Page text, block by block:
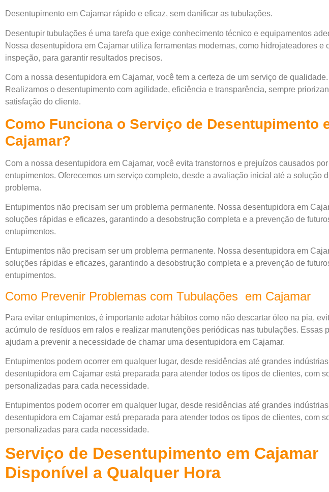
Desentupimento em Cajamar rápido e eficaz, sem danificar as tubulações.
Desentupir tubulações é uma tarefa que exige conhecimento técnico e equipamentos
Nossa desentupidora em Cajamar utiliza ferramentas modernas, como hidrojateadores e
inspeção, para garantir resultados precisos.
Com a nossa desentupidora em Cajamar, você tem a certeza de um serviço de qualidade.
Realizamos o desentupimento com agilidade, eficiência e transparência, sempre
satisfação do cliente.
Como Funciona o Serviço de Desentupimento
Cajamar?
Com a nossa desentupidora em Cajamar, você evita transtornos e prejuízos causados por
entupimentos. Oferecemos um serviço completo, desde a avaliação inicial até a solução
problema.
Entupimentos não precisam ser um problema permanente. Nossa desentupidora em
soluções rápidas e eficazes, garantindo a desobstrução completa e a prevenção de
entupimentos.
Entupimentos não precisam ser um problema permanente. Nossa desentupidora em
soluções rápidas e eficazes, garantindo a desobstrução completa e a prevenção de
entupimentos.
Como Prevenir Problemas com Tubulações em Cajamar
Para evitar entupimentos, é importante adotar hábitos como não descartar óleo na pia,
acúmulo de resíduos em ralos e realizar manutenções periódicas nas tubulações. Essas
ajudam a prevenir a necessidade de chamar uma desentupidora em Cajamar.
Entupimentos podem ocorrer em qualquer lugar, desde residências até grandes
desentupidora em Cajamar está preparada para atender todos os tipos de clientes, com
personalizadas para cada necessidade.
Entupimentos podem ocorrer em qualquer lugar, desde residências até grandes
desentupidora em Cajamar está preparada para atender todos os tipos de clientes, com
personalizadas para cada necessidade.
Serviço de Desentupimento em Cajamar
Disponível a Qualquer Hora